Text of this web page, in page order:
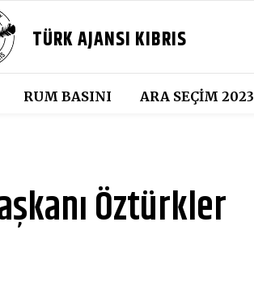
TÜRK AJANSI KIBRIS
RUM BASINI ARA SEÇIM 2023
Öztürkler